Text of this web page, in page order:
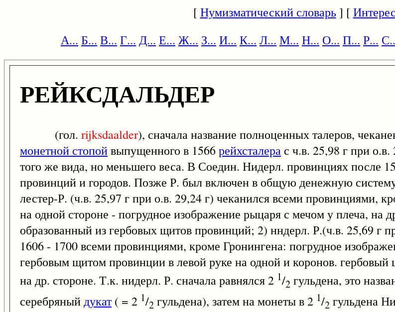
[Нумизматический словарь] [
А... Б... В... Г... Д... Е... Ж... З... И... К... Л... М... Н... О... П... Р...
РЕЙКСДАЛЬДЕР
(гол. rijksdaalder), сначала название полноценных талеров,
монетной стопойвыпущенного в 1566рейхсталера с ч.в. 25,98 г при
того же вида, но меньшего веса. В Соедин. Нидерл. провинциях после
провинций и городов. Позже Р. был включен в общую денежную
лестер-Р. (ч.в. 25,97 г при о.в. 29,24 г) чеканился всеми провинциями,
на одной стороне - погрудное изображение рыцаря с мечом у плеча, на
образованный из гербовых щитов провинций; 2) нндерл. Р.(ч.в. 25,69 г
1606 - 1700 всеми провинциями, кроме Гронингена: погрудное
гербовым щитом провинции в левой руке на одной и коронов.
на др. стороне. Т.к. нидерл. Р. сначала равнялся 2 1/2 гульдена, это
серебряныйдукат( = 2 1/2 гульдена), затем на монеты в 2 1/2 гульдена